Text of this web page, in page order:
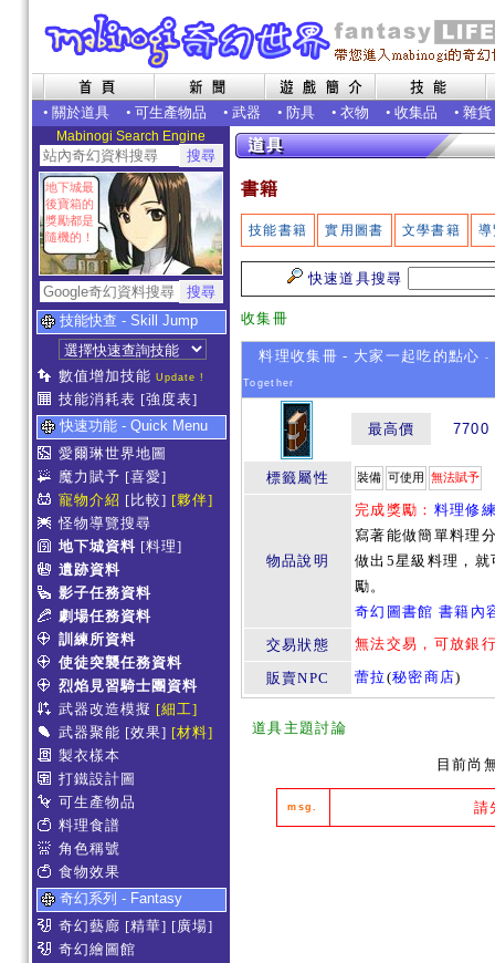
• 關於道具 • 可生產物品 • 武器 • 防具 • 衣物 • 收集品 • 雜貨
Mabinogi Search Engine
地下城最
後寶箱的
獎勵都是
隨機的！
技能快查 - Skill Jump
數值增加技能 Update !
技能消耗表 [強度表]
快速功能 - Quick Menu
愛爾琳世界地圖
魔力賦予 [喜愛]
寵物介紹 [比較] [夥伴]
怪物導覽搜尋
地下城資料 [料理]
遺跡資料
影子任務資料
劇場任務資料
訓練所資料
使徒突襲任務資料
烈焰見習騎士團資料
武器改造模擬 [細工]
武器聚能 [效果] [材料]
製衣樣本
打鐵設計圖
可生產物品
料理食譜
角色稱號
食物效果
奇幻系列 - Fantasy
奇幻藝廊 [精華] [廣場]
奇幻繪圖館
書籍
技能書籍 實用圖書 文學書籍
快速道具搜尋
收集冊
料理收集冊 - 大家一起吃的點心 -
Together
最高價 7700
標籤屬性 裝備 可使用 無法賦予
物品說明
完成獎勵： 料理修
寫著能做簡單料理
做出5星級料理，
勵。
奇幻圖書館 書籍內
交易狀態
無法交易，可放銀
販賣NPC 蕾拉(秘密商店)
道具主題討論
目前尚
msg. 請